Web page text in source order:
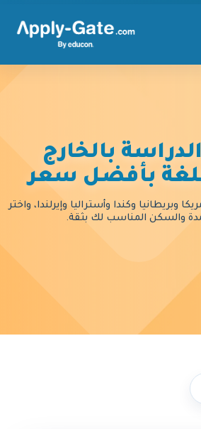
بالخارج
بأفضل سعر
وبريطانيا وكندا وأستراليا وإيرلندا، واختر
والسكن المناسب لك بثقة.